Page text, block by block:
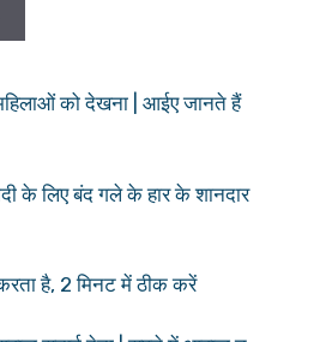
को देखना | आईए जानते हैं
के लिए बंद गले के हार के शानदार
है, 2 मिनट में ठीक करें